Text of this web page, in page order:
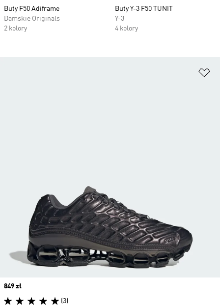
Buty F50 Adiframe
Damskie Originals
2 kolory
Buty Y-3 F50 TUNIT
Y-3
4 kolory
Price
849 zł
(3)